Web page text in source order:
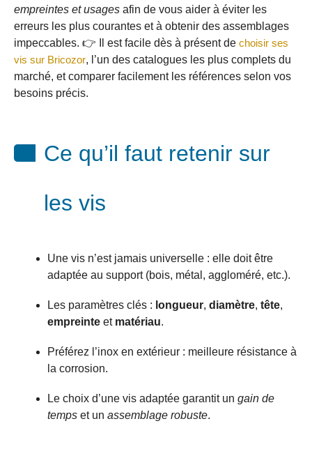
empreintes et usages afin de vous aider à éviter les
erreurs les plus courantes et à obtenir des assemblages
impeccables. 👉 Il est facile dès à présent de choisir ses
vis sur Bricozor, l’un des catalogues les plus complets du
marché, et comparer facilement les références selon vos
besoins précis.
Ce qu’il faut retenir sur
les vis
Une vis n’est jamais universelle : elle doit être
adaptée au support (bois, métal, aggloméré, etc.).
Les paramètres clés : longueur, diamètre, tête,
empreinte et matériau.
Préférez l’inox en extérieur : meilleure résistance à
la corrosion.
Le choix d’une vis adaptée garantit un gain de
temps et un assemblage robuste.